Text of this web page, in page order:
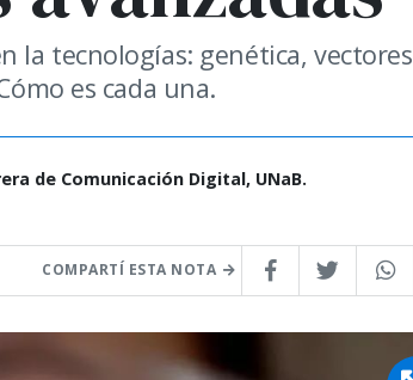
la tecnologías: genética, vectores
es cada una.
de Comunicación Digital, UNaB.
COMPARTÍ ESTA NOTA